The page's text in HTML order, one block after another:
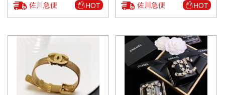
佐川急便 HOT 佐川急便 HOT